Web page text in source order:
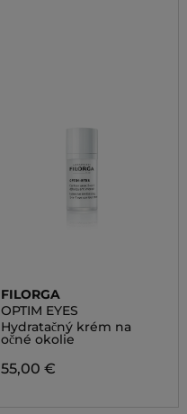
FILORGA
OPTIM EYES
Hydratačný krém na
očné okolie
55,00 €